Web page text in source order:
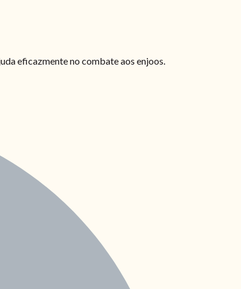
eficazmente no combate aos enjoos.